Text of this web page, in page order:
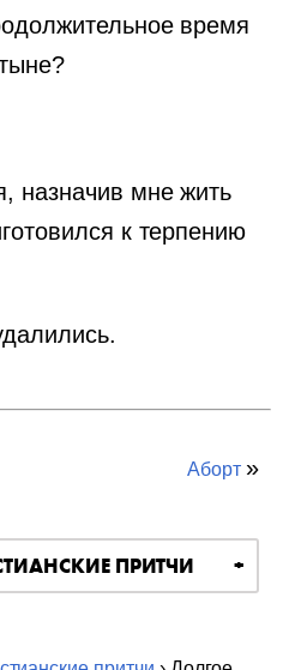
время
назначив мне жить
к терпению
Аборт »
ПРИТЧИ